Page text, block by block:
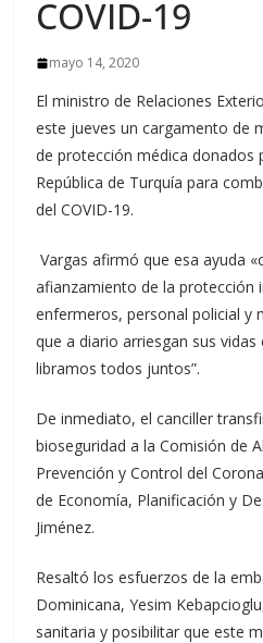
COVID-19
mayo 14, 2020
El ministro de Relaciones
este jueves un cargamento de
de protección médica donados
República de Turquía para
del COVID-19.
Vargas afirmó que esa ayuda
afianzamiento de la protección
enfermeros, personal policial y
que a diario arriesgan sus
libramos todos juntos”.
De inmediato, el canciller
bioseguridad a la Comisión de
Prevención y Control del
de Economía, Planificación y
Jiménez.
Resaltó los esfuerzos de la
Dominicana, Yesim
sanitaria y posibilitar que este